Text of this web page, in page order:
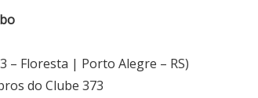
– Floresta | Porto Alegre – RS)
do Clube 373